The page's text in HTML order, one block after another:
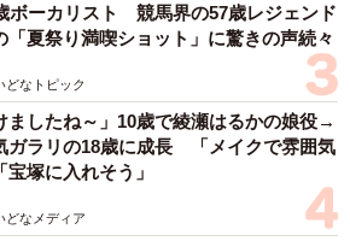
ボーカリスト 競馬界の57歳レジェンド
「夏祭り満喫ショット」に驚きの声続々
どなトピック
ましたね～」10歳で綾瀬はるかの娘役→
ガラリの18歳に成長 「メイクで雰囲気
宝塚に入れそう」
どなメディア